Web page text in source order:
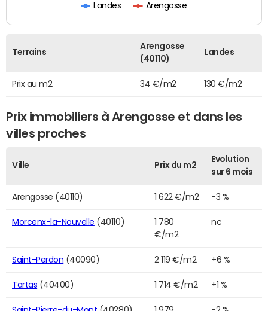
Landes Arengosse
Terrains
Arengosse
(40110)
Landes
Prix au m2 34 €/m2 130 €/m2
Prix immobiliers à Arengosse et dans les
villes proches
Ville Prix du m2
Evolution
sur 6 mois
Arengosse (40110) 1 622 €/m2 -3 %
Morcenx-la-Nouvelle (40110)
1 780
€/m2
nc
Saint-Perdon (40090) 2 119 €/m2 +6 %
Tartas (40400) 1 714 €/m2 +1 %